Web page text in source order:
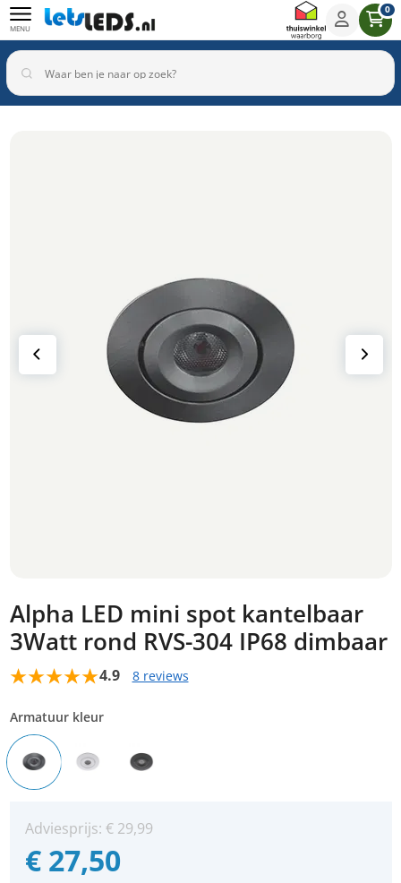
MENU
0
Alpha LED mini spot kantelbaar
3Watt rond RVS-304 IP68 dimbaar
4.9 8 reviews
Armatuur kleur
Adviesprijs: € 29,99
€ 27,50